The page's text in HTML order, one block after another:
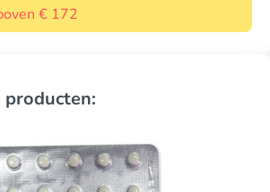
€ 172
producten: